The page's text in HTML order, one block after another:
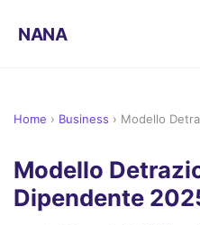
NANA
Home › Business › Modello
Modello
Dipendente